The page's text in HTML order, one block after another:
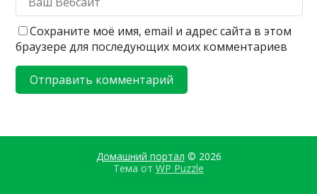
Сохраните моё имя, email и адрес сайта в этом
браузере для последующих моих комментариев
Домашний портал © 2026
Тема от WP Puzzle